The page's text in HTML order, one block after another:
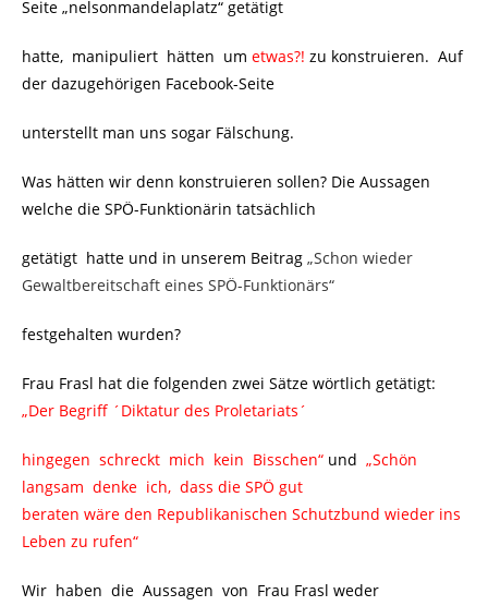
Seite „nelsonmandelaplatz“ getätigt
hatte, manipuliert hätten um etwas?! zu konstruieren. Auf
der dazugehörigen Facebook-Seite
unterstellt man uns sogar Fälschung.
Was hätten wir denn konstruieren sollen? Die Aussagen
welche die SPÖ-Funktionärin tatsächlich
getätigt hatte und in unserem Beitrag „Schon wieder
Gewaltbereitschaft eines SPÖ-Funktionärs“
festgehalten wurden?
Frau Frasl hat die folgenden zwei Sätze wörtlich getätigt:
„Der Begriff ´Diktatur des Proletariats´
hingegen schreckt mich kein Bisschen“ und „Schön
langsam denke ich, dass die SPÖ gut
beraten wäre den Republikanischen Schutzbund wieder ins
Leben zu rufen“
Wir haben die Aussagen von Frau Frasl weder